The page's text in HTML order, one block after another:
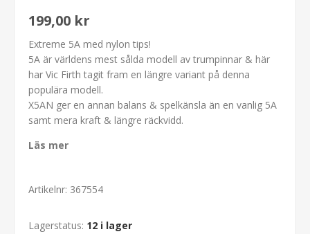
199,00 kr
Extreme 5A med nylon tips!
5A är världens mest sålda modell av trumpinnar & här
har Vic Firth tagit fram en längre variant på denna
populära modell.
X5AN ger en annan balans & spelkänsla än en vanlig 5A
samt mera kraft & längre räckvidd.
Läs mer
Artikelnr: 367554
Lagerstatus: 12 i lager